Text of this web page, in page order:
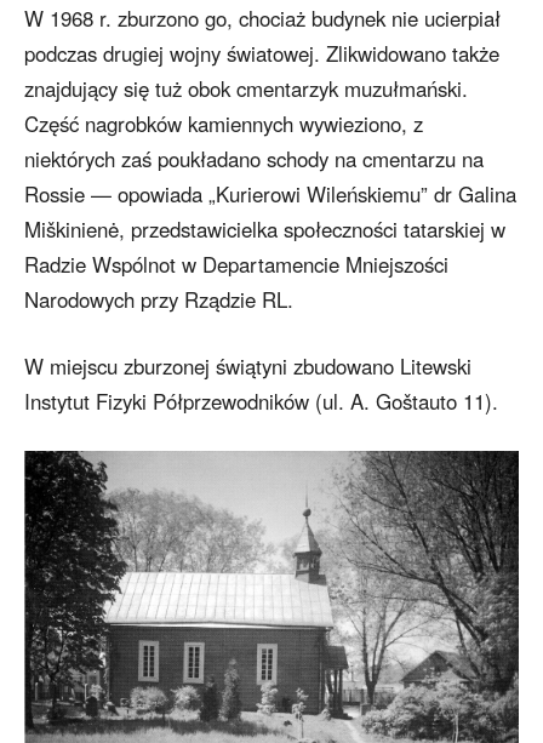
W 1968 r. zburzono go, chociaż budynek nie ucierpiał
podczas drugiej wojny światowej. Zlikwidowano także
znajdujący się tuż obok cmentarzyk muzułmański.
Część nagrobków kamiennych wywieziono, z
niektórych zaś poukładano schody na cmentarzu na
Rossie — opowiada „Kurierowi Wileńskiemu” dr Galina
Miškinienė, przedstawicielka społeczności tatarskiej w
Radzie Wspólnot w Departamencie Mniejszości
Narodowych przy Rządzie RL.
W miejscu zburzonej świątyni zbudowano Litewski
Instytut Fizyki Półprzewodników (ul. A. Goštauto 11).